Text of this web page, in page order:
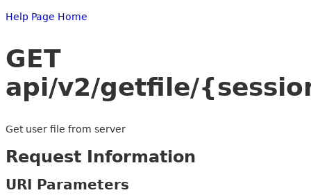
Help Page Home
GET
api/v2/getfile/
Get user file from server
Request Information
URI Parameters